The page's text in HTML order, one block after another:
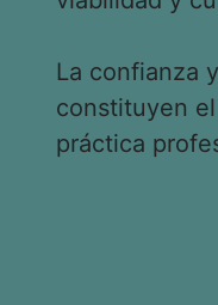
La confianza
constituyen
práctica